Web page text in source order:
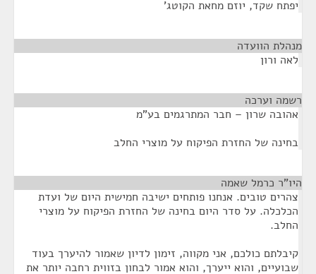
יפתח שקד, יוזם מחאת הקוטג'
מנהלת הוועדה
לאה ורון
רשמה וערכה
אהובה שרון – חבר המתרגמים בע"מ
בחינה של החזרת הפיקוח על מוצרי החלב
היו"ר כרמל שאמה
צהרים טובים. אנחנו פותחים ישיבה חמישית היום של ועדת
הכלכלה. על סדר היום בחינה של החזרת הפיקוח על מוצרי
החלב.
קיבלתם כולכם, אני מקווה, זימון לדיון שאמור להיערך בעוד
שבועיים, והוא ייערך, והוא אמור לבחון בזווית רחבה יותר את